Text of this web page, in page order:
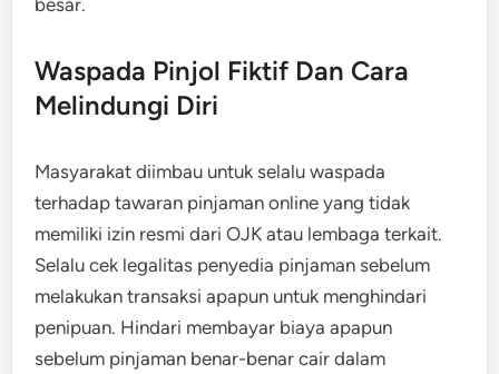
Waspada Pinjol Fiktif Dan Cara
Melindungi Diri
Masyarakat diimbau untuk selalu waspada
terhadap tawaran pinjaman online yang tidak
memiliki izin resmi dari OJK atau lembaga terkait.
Selalu cek legalitas penyedia pinjaman sebelum
melakukan transaksi apapun untuk menghindari
penipuan. Hindari membayar biaya apapun
sebelum pinjaman benar-benar cair dalam